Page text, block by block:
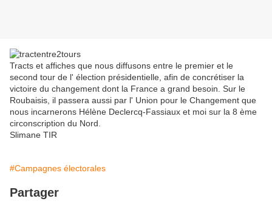
Tracts et affiches que nous diffusons entre le premier et le
second tour de l' élection présidentielle, afin de concrétiser la
victoire du changement dont la France a grand besoin. Sur le
Roubaisis, il passera aussi par l' Union pour le Changement que
nous incarnerons Hélène Declercq-Fassiaux et moi sur la 8 ème
circonscription du Nord.
Slimane TIR
#Campagnes électorales
Partager